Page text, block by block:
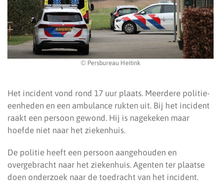
© Persbureau Heitink
Het incident vond rond 17 uur plaats. Meerdere politie-
eenheden en een ambulance rukten uit. Bij het incident
raakt een persoon gewond. Hij is nagekeken maar
hoefde niet naar het ziekenhuis.
De politie heeft een persoon aangehouden en
overgebracht naar het ziekenhuis. Agenten ter plaatse
doen onderzoek naar de toedracht van het incident.